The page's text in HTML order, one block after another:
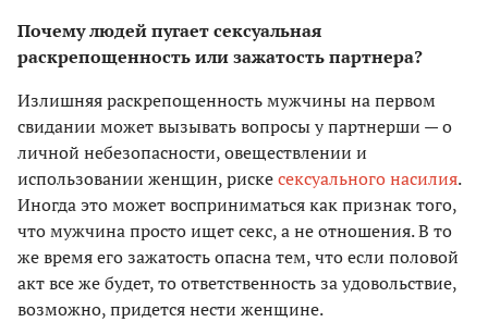
Почему людей пугает сексуальная
раскрепощенность или зажатость партнера?
Излишняя раскрепощенность мужчины на первом
свидании может вызывать вопросы у партнерши — о
личной небезопасности, овеществлении и
использовании женщин, рискесексуального насилия.
Иногда это может восприниматься как признак того,
что мужчина просто ищет секс, а не отношения. В то
же время его зажатость опасна тем, что если половой
акт все же будет, то ответственность за удовольствие,
возможно, придется нести женщине.